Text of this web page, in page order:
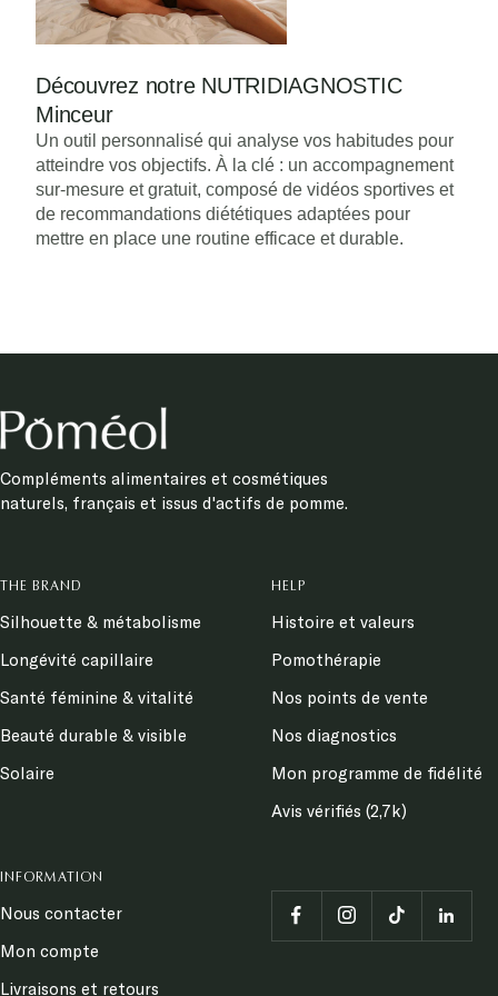
Compléments alimentaires et cosmétiques
naturels, français et issus d'actifs de pomme.
THE BRAND
Silhouette & métabolisme
Longévité capillaire
Santé féminine & vitalité
Beauté durable & visible
Solaire
HELP
Histoire et valeurs
Pomothérapie
Nos points de vente
Nos diagnostics
Mon programme de fidélité
Avis vérifiés (2,7k)
INFORMATION
Nous contacter
Mon compte
Livraisons et retours